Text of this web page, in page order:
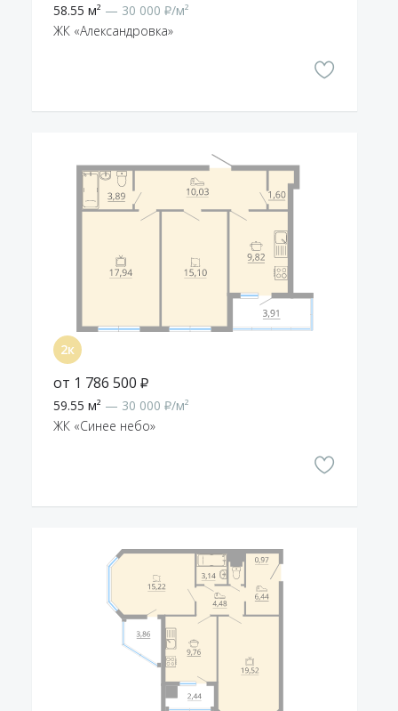
58.55 м² — 30 000 ₽/м²
ЖК «Александровка»
от 1 786 500 ₽
59.55 м² — 30 000 ₽/м²
ЖК «Синее небо»